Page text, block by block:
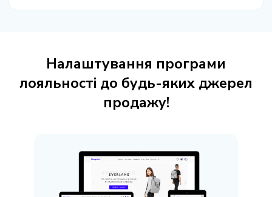
Налаштування програми
лояльності до будь-яких джерел
продажу!